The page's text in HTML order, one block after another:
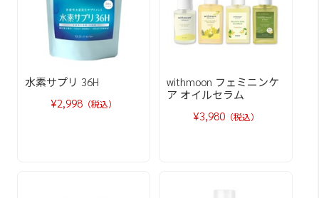
水素サプリ 36H
¥2,998 （税込）
withmoon フェミニンケ
ア オイルセラム
¥3,980（税込）